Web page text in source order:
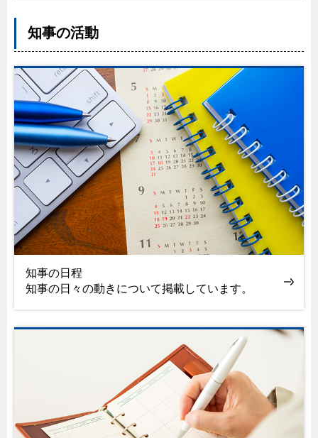
知事の活動
知事の日程
知事の日々の動きについて掲載しています。